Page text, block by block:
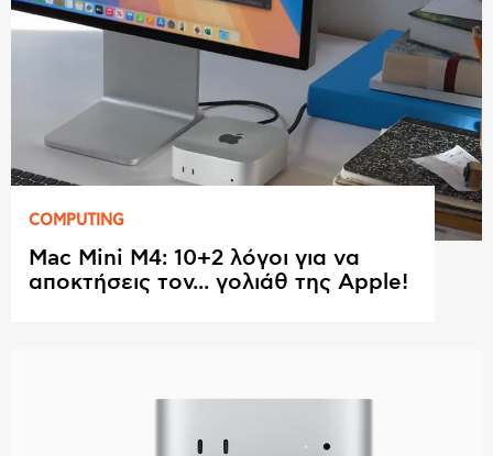
COMPUTING
Mac Mini M4: 10+2 λόγοι για να
αποκτήσεις τον... γολιάθ της Apple!